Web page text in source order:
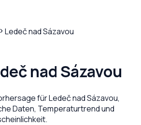
Ledeč nad Sázavou
nad Sázavou
fürLedeč nad Sázavou,
Daten, Temperaturtrend und